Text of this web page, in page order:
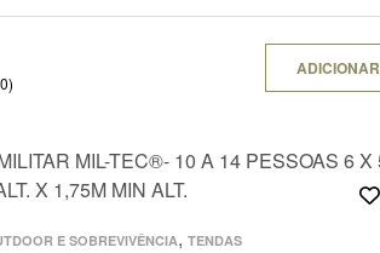
ADICIONAR
E SOBREVIVÊNCIA, TENDAS